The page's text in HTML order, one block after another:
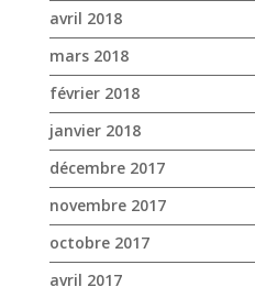
novembre 2017
octobre 2017
avril 2017